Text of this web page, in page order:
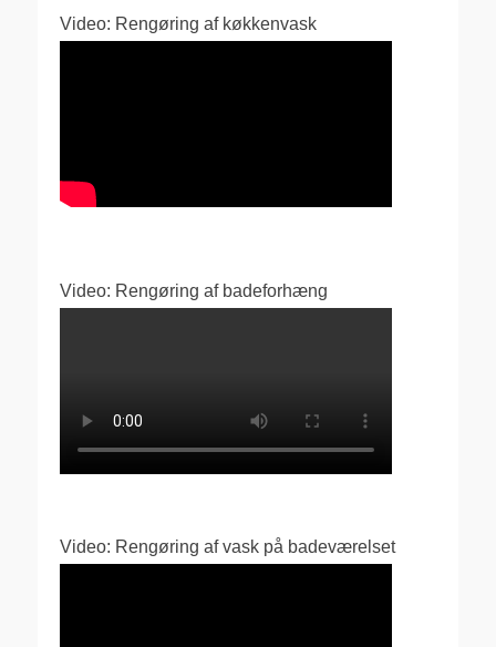
Video: Rengøring af køkkenvask
Video: Rengøring af badeforhæng
Video: Rengøring af vask på badeværelset